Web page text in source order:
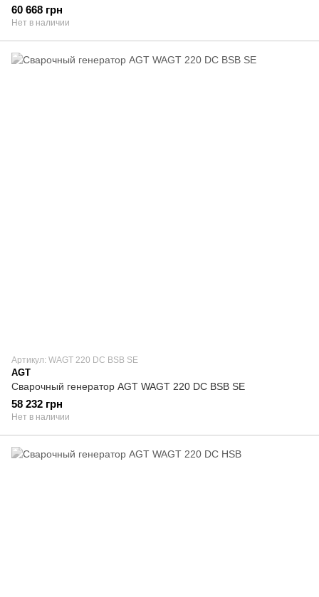
60 668 грн
Нет в наличии
Артикул: WAGT 220 DC BSB SE
AGT
Сварочный генератор AGT WAGT 220 DC BSB SE
58 232 грн
Нет в наличии